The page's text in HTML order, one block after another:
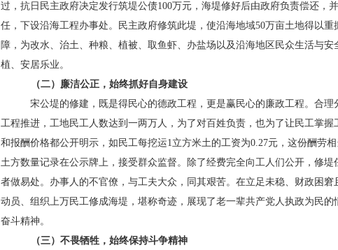
过，抗日民主政府决定发行筑堤公债100万元，海堤修好后由政府负责偿还，
任，下设沿海工程办事处。民主政府修筑此堤，使沿海地域50万亩土地得以重
障，为改水、治土、种粮、植被、取鱼虾、办盐场以及沿海地区民众生活与
植、安居乐业。
（二）廉洁公正，始终抓好自身建设
宋公堤的修建，既是得民心的德政工程，更是赢民心的廉政工程。合
工程推进，工地民工人数达到一两万人，为了对百姓负责，也为了让民工掌
和报酬价格都公开明示，如民工每挖运1立方米土的工资为0.27元，这份酬劳
土方数量记录在公示牌上，接受群众监督。除了经费完全向工人们公开，修
者做易处。办事人的不官僚，与工夫大众，同其艰苦。在立足未稳、财政困
动员、组织上万民工修成海堤，堪称奇迹，展现了老一辈共产党人执政为民
奋斗精神。
（三）不畏牺牲，始终保持斗争精神